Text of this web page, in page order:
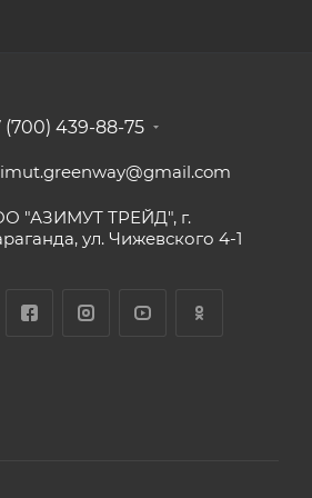
(700) 439-88-75
"АЗИМУТ ТРЕЙД", г.
ул. Чижевского 4-1